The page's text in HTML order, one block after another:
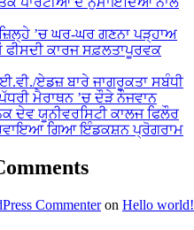
’ਚ ਘਰ-ਘਰ ਗਣਨਾ ਪੜ੍ਹਾਅ
ਫੀਸਦੀ ਕਾਰਜ ਸਫ਼ਲਤਾਪੂਰਵਕ
ਏਡਜ਼ ਬਾਰੇ ਜਾਗਰੂਕਤਾ ਸਬੰਧੀ
ਮੈਰਾਥਨ ’ਚ ਦੌੜੇ ਨੌਜਵਾਨ
ਦੇਵ ਯੂਨੀਵਰਸਿਟੀ ਕਾਲਜ ਫਿਲੌਰ
ਗਿਆ ਇੰਡਕਸ਼ਨ ਪ੍ਰੋਗਰਾਮ
Commenteron Hello world!